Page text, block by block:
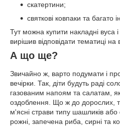
скатертини;
святкові ковпаки та багато
Тут можна купити накладні вуса
вирішив відповідати тематиці на
А що ще?
Звичайно ж, варто подумати і
вечірки. Так, діти будуть раді
газованим напоям та салатам,
оздоблення. Що ж до дорослих,
м'ясні страви типу шашликів
рожні, запечена риба, сирні та